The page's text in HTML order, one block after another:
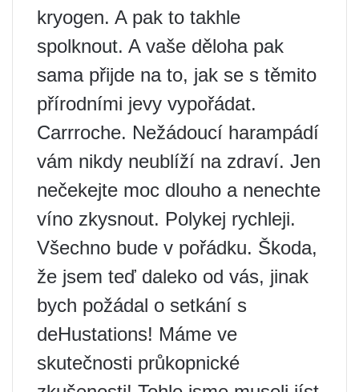
kryogen. A pak to takhle
spolknout. A vaše děloha pak
sama přijde na to, jak se s těmito
přírodními jevy vypořádat.
Carrroche. Nežádoucí harampádí
vám nikdy neublíží na zdraví. Jen
nečekejte moc dlouho a nenechte
víno zkysnout. Polykej rychleji.
Všechno bude v pořádku. Škoda,
že jsem teď daleko od vás, jinak
bych požádal o setkání s
deHustations! Máme ve
skutečnosti průkopnické